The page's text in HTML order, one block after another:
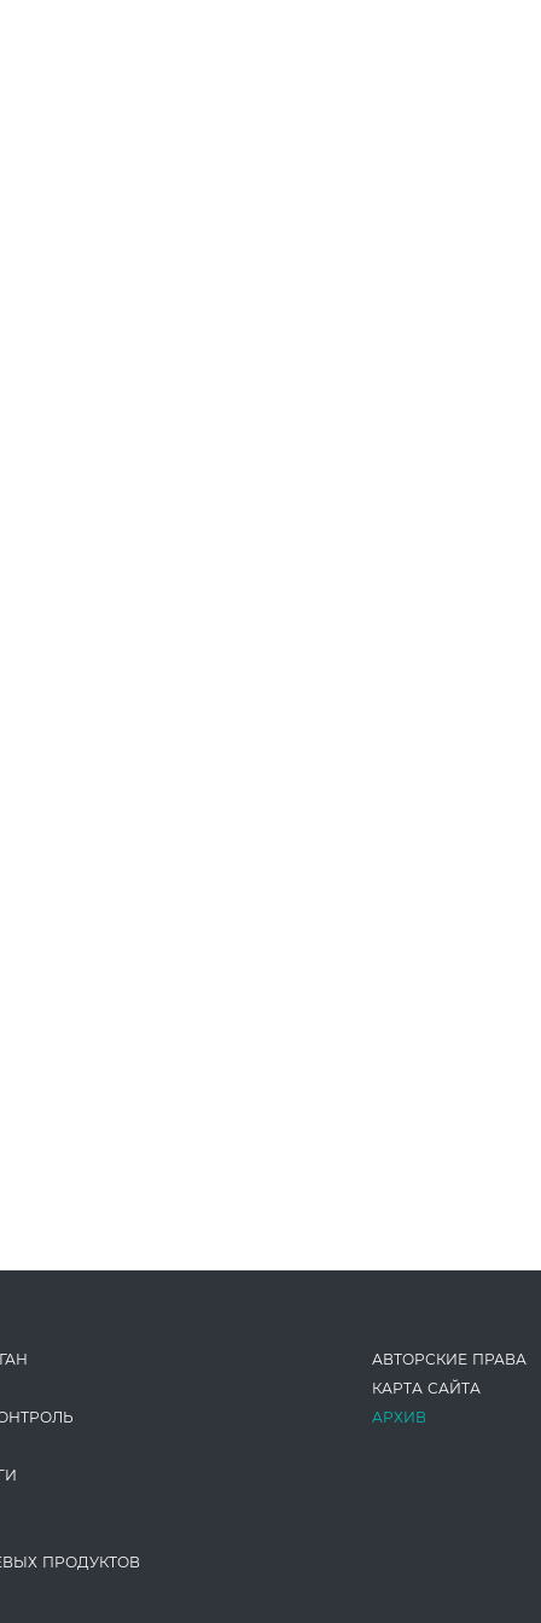
ПРОДУКТОВ
АВТОРСКИЕ ПРАВА
КАРТА САЙТА
АРХИВ